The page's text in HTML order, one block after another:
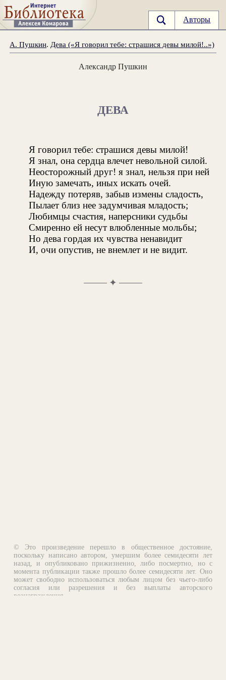
Авторы
А. Пушкин. Дева («Я говорил тебе: страшися девы милой!..»)
Александр Пушкин
ДЕВА
Я говорил тебе: страшися девы милой!
Я знал, она сердца влечет невольной силой.
Неосторожный друг! я знал, нельзя при ней
Иную замечать, иных искать очей.
Надежду потеряв, забыв измены сладость,
Пылает близ нее задумчивая младость;
Любимцы счастия, наперсники судьбы
Смиренно ей несут влюбленные мольбы;
Но дева гордая их чувства ненавидит
И, очи опустив, не внемлет и не видит.
✦
© Это произведение перешло в общественное достояние,
поскольку написано автором, умершим более семидесяти лет
назад, и опубликовано прижизненно, либо посмертно, но с
момента публикации также прошло более семидесяти лет. Оно
может свободно использоваться любым лицом без чьего-либо
согласия или разрешения и без выплаты авторского
вознаграждения.